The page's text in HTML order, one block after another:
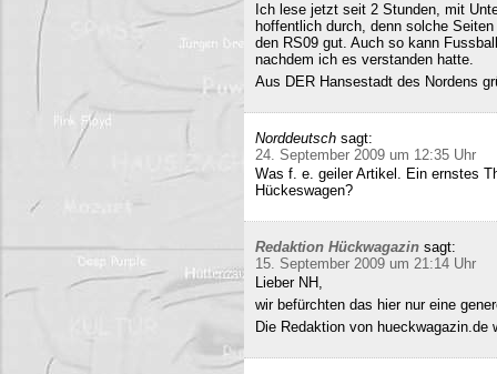
Ich lese jetzt seit 2 Stunden, mit
hoffentlich durch, denn solche
den RS09 gut. Auch so kann
nachdem ich es verstanden hatte.
Aus DER Hansestadt des Nordens
Norddeutsch sagt:
24. September 2009 um 12:35 Uhr
Was f. e. geiler Artikel. Ein ernstes
Hückeswagen?
Redaktion Hückwagazin sagt:
15. September 2009 um 21:14 Uhr
Lieber NH,
wir befürchten das hier nur eine
Die Redaktion von